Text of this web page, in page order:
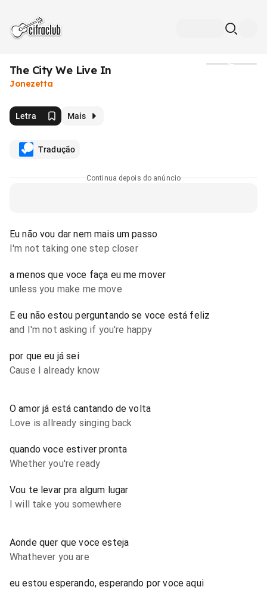
The City We Live In
Jonezetta
Letra Mais
Tradução
Continua depois do anúncio
Eu não vou dar nem mais um passo
I'm not taking one step closer
a menos que voce faça eu me mover
unless you make me move
E eu não estou perguntando se voce está feliz
and I'm not asking if you're happy
por que eu já sei
Cause I already know
O amor já está cantando de volta
Love is allready singing back
quando voce estiver pronta
Whether you're ready
Vou te levar pra algum lugar
I will take you somewhere
Aonde quer que voce esteja
Whathever you are
eu estou esperando, esperando por voce aqui